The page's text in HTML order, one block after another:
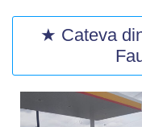
★ Cateva